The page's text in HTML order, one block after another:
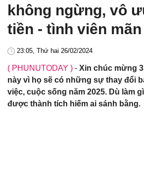
không ngừng, vô
tiền - tình viên
23:05, Thứ hai 26/02/2024
( PHUNUTODAY ) - Xin chúc mừng
này vì họ sẽ có những sự thay đổi
việc, cuộc sống năm 2025. Dù làm
được thành tích hiếm ai sánh bằng.